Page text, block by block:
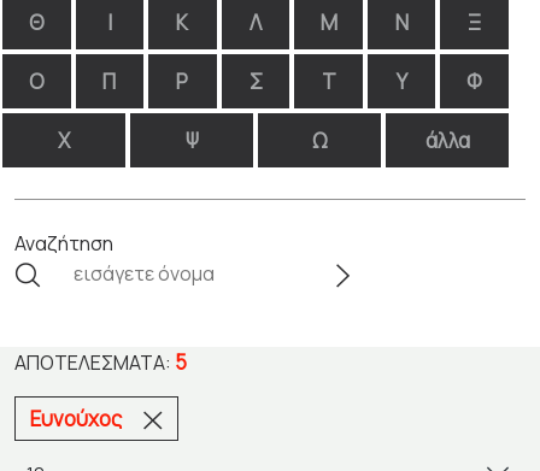
Θ Ι Κ Λ Μ Ν Ξ
Ο Π Ρ Σ Τ Υ Φ
Χ Ψ Ω άλλα
Αναζήτηση
ΑΠΟΤΕΛΈΣΜΑΤΑ: 5
Ευνούχος